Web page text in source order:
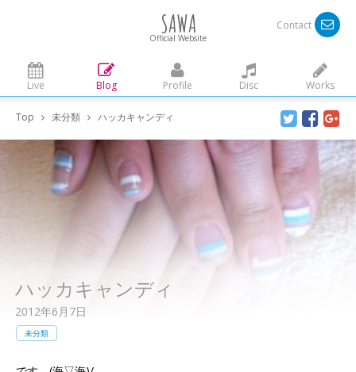
Contact
SAWA
Official Website
Live Blog Profile Disc Works
Top 未分類 ハッカキャンディ
ハッカキャンディ
2012年6月7日
未分類